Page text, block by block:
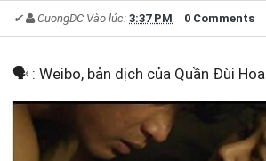
✔ CuongDC Vào lúc: 3:37 PM 0 Comments
🗣️ : Weibo, bản dịch của Quần Đùi Hoa